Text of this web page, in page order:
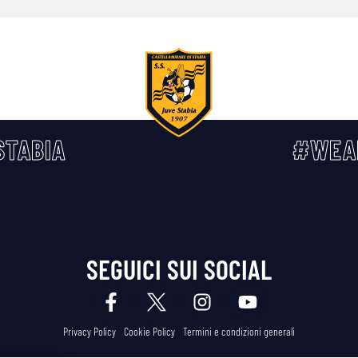
SEGUICI SUI SOCIAL
Privacy Policy Cookie Policy Termini e condizioni generali